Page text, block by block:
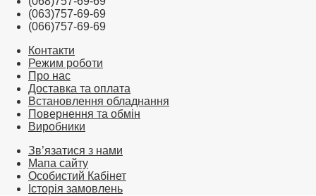
(063)757-69-69
(066)757-69-69
Контакти
Режим роботи
Про нас
Доставка та оплата
Встановлення обладнання
Повернення та обмін
Виробники
Зв’язатися з нами
Мапа сайту
Особистий Кабінет
Історія замовлень